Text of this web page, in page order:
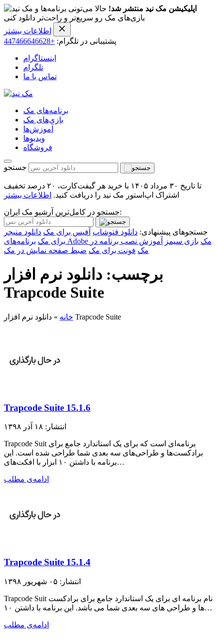
اپلیکیشن مک نید منتشر شد! حالا می‌تونی برنامه‌ها و
بازی‌های مک رو سریع‌تر و راحت‌تر دانلود کنی
اطلاعات بیشتر
پشتیبانی در تلگرام: +447466646628
اینستاگرام
تلگرام
تماس با ما
برنامه‌های مک
بازی‌های مک
آموزش‌ها
ویدیو‌ها
فروشگاه
جستجو
تا تاریخ ۳۰ مرداد ۱۴۰۵ با خرید هر گیفت‌کارت، ۲۰ درصد تخفیف
اشتراک اپ‌استور مک نید را دریافت کنید. اطلاعات بیشتر
جستجو در کامل‌ترین آرشیو مک ایران:
جستجوهای پیشنهادی: دانلود فتوشاپ آفیس برای مک دانلود منیجر
برای مک
برنامه‌های Adobe مک بازی سیمز
آموزش نصب برنامه در
مک فونت برای مک ضبط صفحه نمایش در مک
برچسب: دانلود نرم افزار
Trapcode Suite
خانه » دانلود نرم افزار Trapcode Suite
Trapcode Suite 15.1.6
انتشار: ۱۸ آذر ۱۳۹۸
Trapcode Suit برنامه‌ای است که برای یک استاندارد جامع برای
برادکست‌ها و طراحی‌های سه بعدی شما طراحی شده است. این
برنامه با داشتن ۱۰ ابزار با افکت‌های…
ادامه‌ی مطلب
Trapcode Suite 15.1.4
انتشار: ۰۵ شهریور ۱۳۹۸
Trapcode Suit نام برنامه ای برای یک استاندارد جامع برای برادکست
ها و طراحی های سه بعدی شما می باشد. این برنامه با داشتن ۱۰…
ادامه‌ی مطلب